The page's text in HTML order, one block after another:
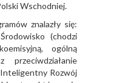
Wschodniej.
znalazły się:
(chodzi
ogólną
przeciwdziałanie
Rozwój